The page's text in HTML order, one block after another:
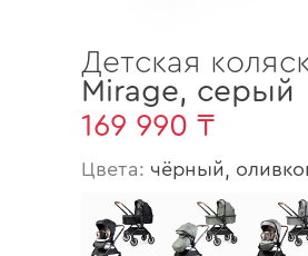
Детская
Mirage, серый
169 990 ₸
Цвета: чёрный,